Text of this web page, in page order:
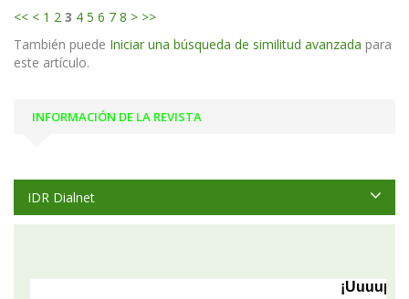
<< < 1 2 3 4 5 6 7 8 > >>
También puede Iniciar una búsqueda de similitud avanzada para
este artículo.
INFORMACIÓN DE LA REVISTA
IDR Dialnet